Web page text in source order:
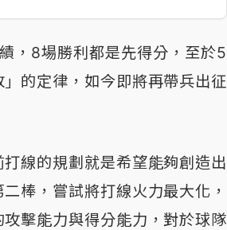
，8場勝利都是先得分，至於5
的定律，如今即將再帶兵出征
線的規劃就是希望能夠創造出
棒，嘗試將打線火力最大化，
擊能力與得分能力，對於球隊